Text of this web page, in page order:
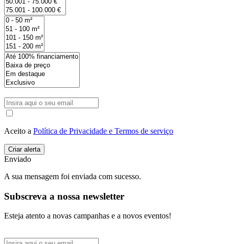
Aceito a Política de Privacidade e Termos de serviço
Enviado
A sua mensagem foi enviada com sucesso.
Subscreva a nossa newsletter
Esteja atento a novas campanhas e a novos eventos!